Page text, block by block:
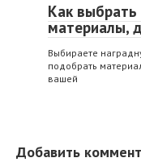
Как выбрать
материалы,
Выбираете
подобрать
вашей
Добавить